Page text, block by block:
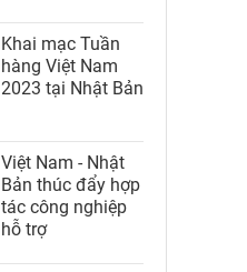
Khai mạc Tuần
hàng Việt Nam
2023 tại Nhật Bản
Việt Nam - Nhật
Bản thúc đẩy hợp
tác công nghiệp
hỗ trợ